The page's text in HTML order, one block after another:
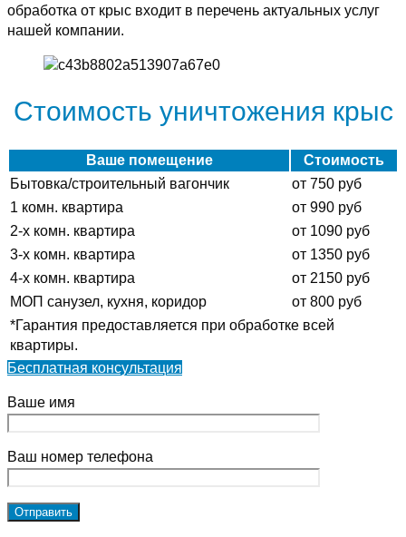
обработка от крыс входит в перечень актуальных услуг
нашей компании.
Стоимость уничтожения крыс
Ваше помещение
Стоимость
Бытовка/строительный вагончик
от 750 руб
1 комн. квартира
от 990 руб
2-х комн. квартира
от 1090 руб
3-х комн. квартира
от 1350 руб
4-х комн. квартира
от 2150 руб
МОП санузел, кухня, коридор
от 800 руб
*Гарантия предоставляется при обработке всей
квартиры.
Бесплатная консультация
Ваше имя
Ваш номер телефона